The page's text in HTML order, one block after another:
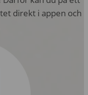
direkt i appen och